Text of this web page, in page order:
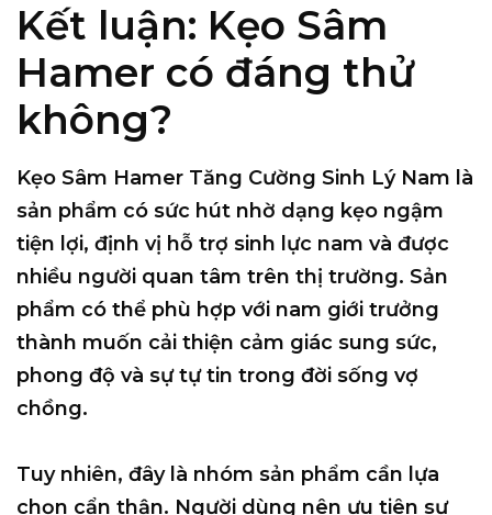
Kết luận: Kẹo Sâm
Hamer có đáng thử
không?
Kẹo Sâm Hamer Tăng Cường Sinh Lý Nam là
sản phẩm có sức hút nhờ dạng kẹo ngậm
tiện lợi, định vị hỗ trợ sinh lực nam và được
nhiều người quan tâm trên thị trường. Sản
phẩm có thể phù hợp với nam giới trưởng
thành muốn cải thiện cảm giác sung sức,
phong độ và sự tự tin trong đời sống vợ
chồng.
Tuy nhiên, đây là nhóm sản phẩm cần lựa
chọn cẩn thận. Người dùng nên ưu tiên sự